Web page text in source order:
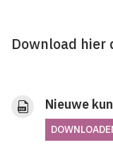
Download hier
Nieuwe